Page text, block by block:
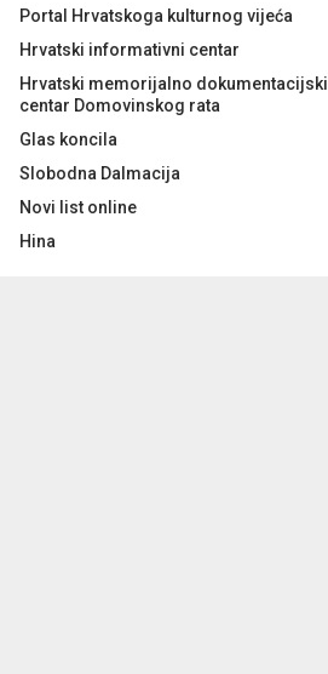
Portal Hrvatskoga kulturnog vijeća
Hrvatski informativni centar
Hrvatski memorijalno dokumentacijski
centar Domovinskog rata
Glas koncila
Slobodna Dalmacija
Novi list online
Hina